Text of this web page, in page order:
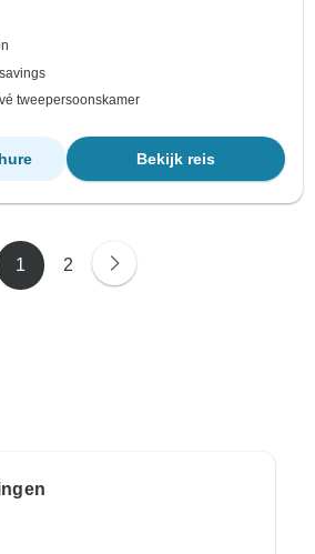
tweepersoonskamer
Bekijk reis
1 2